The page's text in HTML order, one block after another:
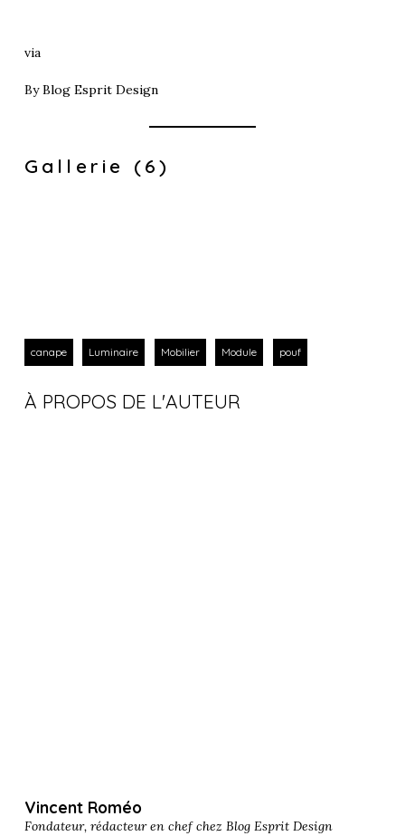
via
ByBlog Esprit Design
Gallerie (6)
canape Luminaire Mobilier Module pouf
À PROPOS DE L'AUTEUR
Vincent Roméo
Fondateur, rédacteur en chef chez Blog Esprit Design